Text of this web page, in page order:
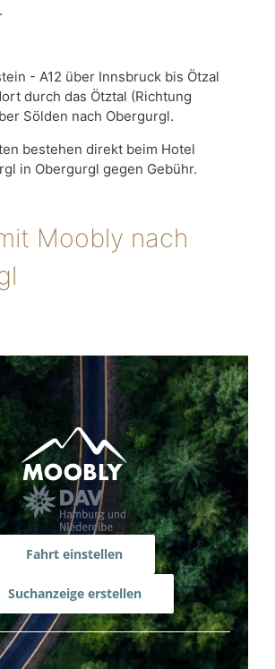
- A12 über Innsbruck bis Ötzal
durch das Ötztal (Richtung
Sölden nach Obergurgl.
bestehen direkt beim Hotel
in Obergurgl gegen Gebühr.
Moobly nach